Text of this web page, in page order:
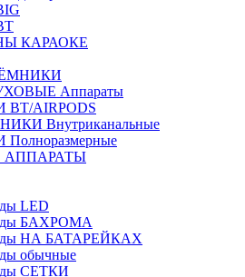
КАРАОКЕ
Аппараты
AIRPODS
Внутриканальные
АППАРАТЫ
LED
БАХРОМА
НА БАТАРЕЙКАХ
обычные
СЕТКИ